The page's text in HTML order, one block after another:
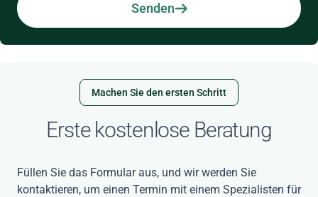
Senden
Machen Sie den ersten Schritt
Erste kostenlose Beratung
Füllen Sie das Formular aus, und wir werden Sie
kontaktieren, um einen Termin mit einem Spezialisten für